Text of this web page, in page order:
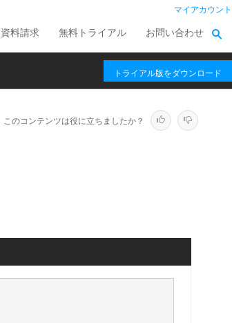
マイアカウント
資料請求 無料トライアル お問い合わせ
トライアル版をダウンロード
このコンテンツは役に立ちましたか？